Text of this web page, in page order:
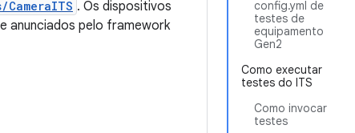
config.yml de
testes de
equipamento
Gen2
Como executar
testes do ITS
Como invocar
testes
. Os dispositivos
anunciados pelo framework